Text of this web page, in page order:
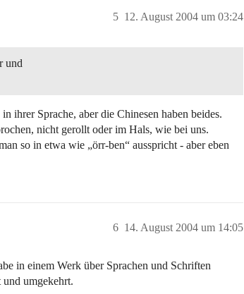
12. August 2004 um 03:24
5
und
ihrer Sprache, aber die Chinesen haben beides.
nicht gerollt oder im Hals, wie bei uns.
so in etwa wie „örr-ben“ ausspricht - aber eben
14. August 2004 um 14:05
6
in einem Werk über Sprachen und Schriften
und umgekehrt.